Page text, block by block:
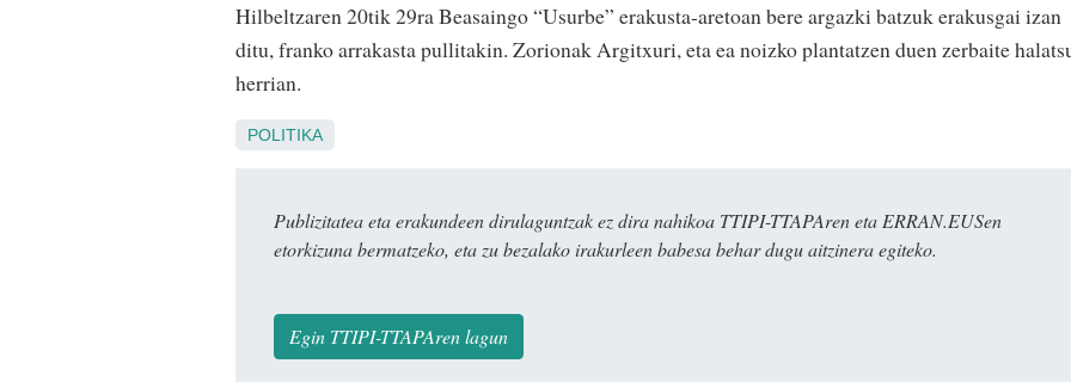
Hilbeltzaren 20tik 29ra Beasaingo “Usurbe” erakusta-aretoan bere argazki batzuk erakusgai izan
ditu, franko arrakasta pullitakin. Zorionak Argitxuri, eta ea noizko plantatzen duen zerbaite
herrian.
POLITIKA
Publizitatea eta erakundeen dirulaguntzak ez dira nahikoa TTIPI-TTAPAren eta ERRAN.EUSen
etorkizuna bermatzeko, eta zu bezalako irakurleen babesa behar dugu aitzinera egiteko.
Egin TTIPI-TTAPAren lagun